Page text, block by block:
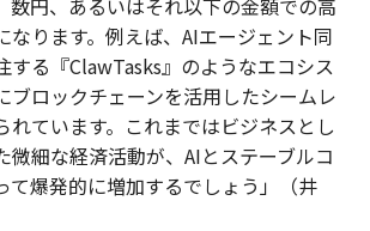
なります。例えば、AIエージェント同
する『ClawTasks』のようなエコシス
ブロックチェーンを活用したシームレ
れています。これまではビジネスとし
微細な経済活動が、AIとステーブルコ
て爆発的に増加するでしょう」（井